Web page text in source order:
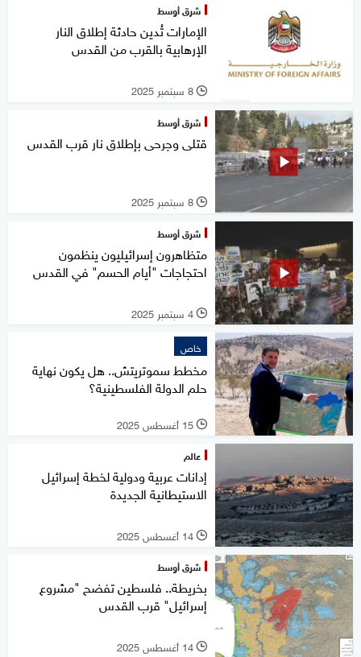
شرق أوسط
الإمارات تُدين حادثة إطلاق النار
الإرهابية بالقرب من القدس
l 8 سبتمبر 2025
شرق أوسط
قتلى وجرحى بإطلاق نار قرب القدس
l 8 سبتمبر 2025
شرق أوسط
متظاهرون إسرائيليون ينظمون
احتجاجات "أيام الحسم" في القدس
l 4 سبتمبر 2025
خاص
مخطط سموتريتش.. هل يكون نهاية
حلم الدولة الفلسطينية؟
l 15 أغسطس 2025
عالم
إدانات عربية ودولية لخطة إسرائيل
الاستيطانية الجديدة
l 14 أغسطس 2025
شرق أوسط
بخريطة.. فلسطين تفضح "مشروع
إسرائيل" قرب القدس
l 14 أغسطس 2025